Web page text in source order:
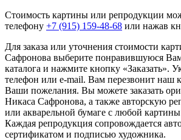
Стоимость картины или репродукции
телефону +7 (915) 159-48-68 или нажав
Для заказа или уточнения стоимости
Сафронова выберите понравившуюся
каталога и нажмите кнопку «Заказать».
телефон или e-mail. Вам перезвонит наш
Ваши пожелания. Вы можете заказать
Никаса Сафронова, а также авторскую
или акварельной бумаге с любой
Каждая репродукция сопровождается
сертификатом и подписью художника.